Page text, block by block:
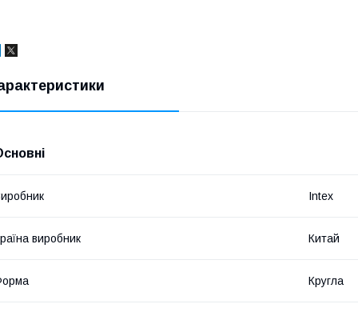
Intex
виробник Китай
Кругла